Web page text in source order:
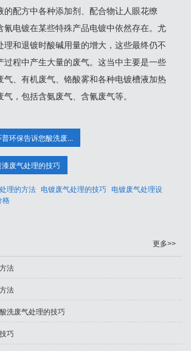
的配方中各种添加剂、配合物让人眼花缭
氰电镀在某些特殊产品电镀中依然存在。尤
理和退镀时酸碱用量的增大，这些最终仍不
过程中产生大量的废气。这当中主要是一些
气、有机废气、铬酸雾和各种电镀槽液加热
，包括含氨废气、含氰废气等。
环保告诉您酸洗废...
废气处理的技巧
理的方法 电镀废气处理的技巧 电镀废气处理设
格
更多>>
法
法
洗废气处理的技巧
巧